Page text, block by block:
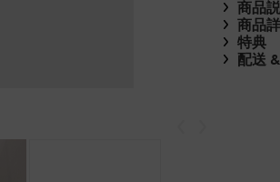
商品
商品
特典
配送